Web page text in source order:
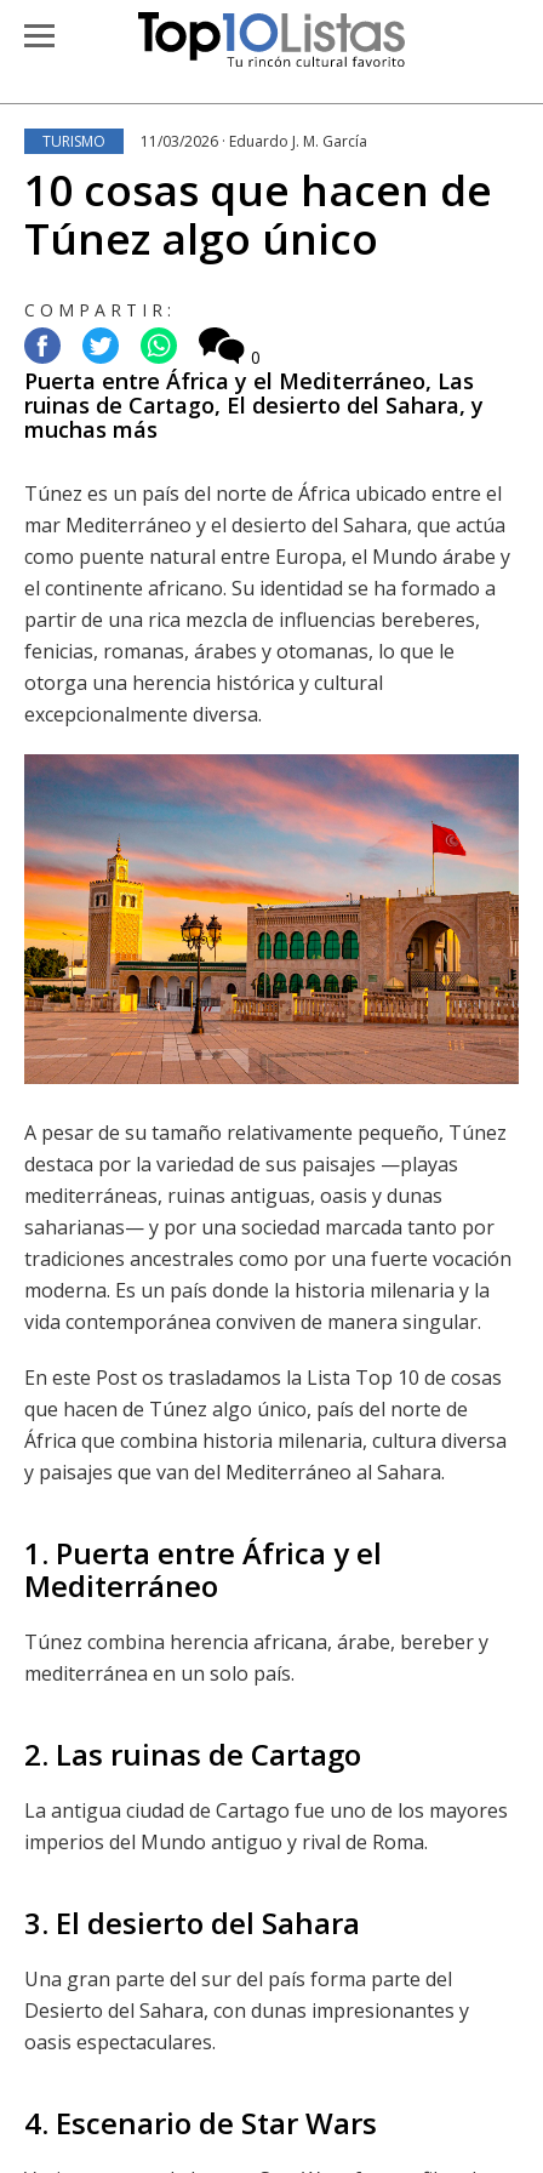
TURISMO 11/03/2026 · Eduardo J. M. García
10 cosas que hacen de
Túnez algo único
COMPARTIR:
0
Puerta entre África y el Mediterráneo, Las
ruinas de Cartago, El desierto del Sahara, y
muchas más
Túnez es un país del norte de África ubicado entre el
mar Mediterráneo y el desierto del Sahara, que actúa
como puente natural entre Europa, el Mundo árabe y
el continente africano. Su identidad se ha formado a
partir de una rica mezcla de influencias bereberes,
fenicias, romanas, árabes y otomanas, lo que le
otorga una herencia histórica y cultural
excepcionalmente diversa.
A pesar de su tamaño relativamente pequeño, Túnez
destaca por la variedad de sus paisajes —playas
mediterráneas, ruinas antiguas, oasis y dunas
saharianas— y por una sociedad marcada tanto por
tradiciones ancestrales como por una fuerte vocación
moderna. Es un país donde la historia milenaria y la
vida contemporánea conviven de manera singular.
En este Post os trasladamos la Lista Top 10 de cosas
que hacen de Túnez algo único, país del norte de
África que combina historia milenaria, cultura diversa
y paisajes que van del Mediterráneo al Sahara.
1. Puerta entre África y el
Mediterráneo
Túnez combina herencia africana, árabe, bereber y
mediterránea en un solo país.
2. Las ruinas de Cartago
La antigua ciudad de Cartago fue uno de los mayores
imperios del Mundo antiguo y rival de Roma.
3. El desierto del Sahara
Una gran parte del sur del país forma parte del
Desierto del Sahara, con dunas impresionantes y
oasis espectaculares.
4. Escenario de Star Wars